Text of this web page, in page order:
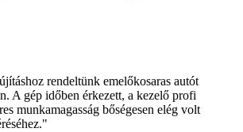
rendeltünk emelőkosaras autót
A gép időben érkezett, a kezelő profi
munkamagasság bőségesen elég volt